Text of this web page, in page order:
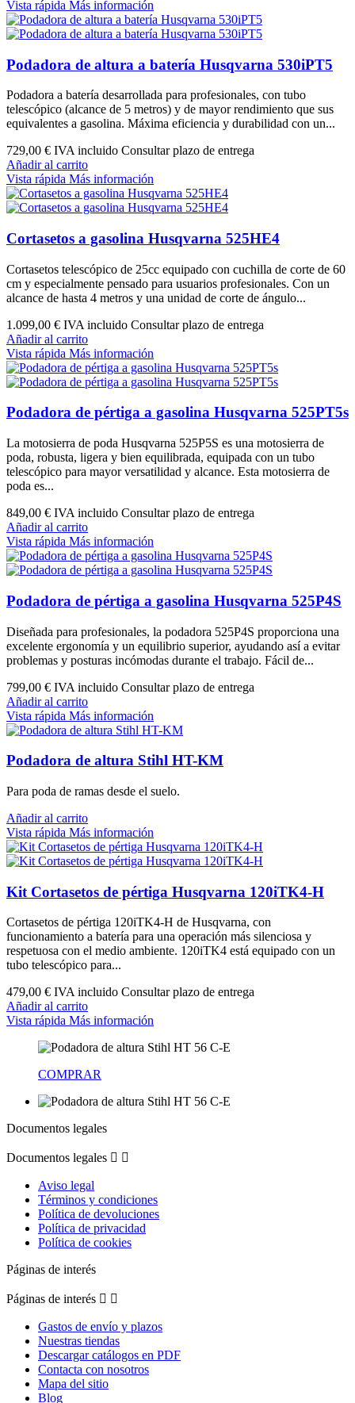
Vista rápida Más información
Podadora de altura a batería Husqvarna 530iPT5
Podadora a batería desarrollada para profesionales, con tubo
telescópico (alcance de 5 metros) y de mayor rendimiento que sus
equivalentes a gasolina. Máxima eficiencia y durabilidad con un...
729,00 € IVA incluido Consultar plazo de entrega
Añadir al carrito
Vista rápida Más información
Cortasetos a gasolina Husqvarna 525HE4
Cortasetos telescópico de 25cc equipado con cuchilla de corte de 60
cm y especialmente pensado para usuarios profesionales. Con un
alcance de hasta 4 metros y una unidad de corte de ángulo...
1.099,00 € IVA incluido Consultar plazo de entrega
Añadir al carrito
Vista rápida Más información
Podadora de pértiga a gasolina Husqvarna 525PT5s
La motosierra de poda Husqvarna 525P5S es una motosierra de
poda, robusta, ligera y bien equilibrada, equipada con un tubo
telescópico para mayor versatilidad y alcance. Esta motosierra de
poda es...
849,00 € IVA incluido Consultar plazo de entrega
Añadir al carrito
Vista rápida Más información
Podadora de pértiga a gasolina Husqvarna 525P4S
Diseñada para profesionales, la podadora 525P4S proporciona una
excelente ergonomía y un equilibrio superior, ayudando así a evitar
problemas y posturas incómodas durante el trabajo. Fácil de...
799,00 € IVA incluido Consultar plazo de entrega
Añadir al carrito
Vista rápida Más información
Podadora de altura Stihl HT-KM
Para poda de ramas desde el suelo.
Añadir al carrito
Vista rápida Más información
Kit Cortasetos de pértiga Husqvarna 120iTK4-H
Cortasetos de pértiga 120iTK4-H de Husqvarna, con
funcionamiento a batería para una operación más silenciosa y
respetuosa con el medio ambiente. 120iTK4 está equipado con un
tubo telescópico para...
479,00 € IVA incluido Consultar plazo de entrega
Añadir al carrito
Vista rápida Más información
COMPRAR
Documentos legales
Documentos legales  
Aviso legal
Términos y condiciones
Política de devoluciones
Política de privacidad
Política de cookies
Páginas de interés
Páginas de interés  
Gastos de envío y plazos
Nuestras tiendas
Descargar catálogos en PDF
Contacta con nosotros
Mapa del sitio
Blog